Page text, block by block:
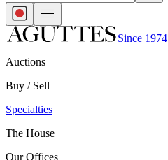
Since 1974
Auctions
Buy / Sell
Specialties
The House
Our Offices